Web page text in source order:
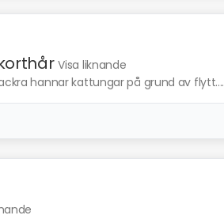
Visa liknande
hannar kattungar på grund av flytt....